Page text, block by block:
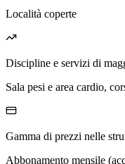
Località coperte
Discipline e servizi di
Sala pesi e area cardio,
Gamma di prezzi nelle
Abbonamento mensile